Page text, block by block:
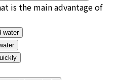
is the main advantage of
water